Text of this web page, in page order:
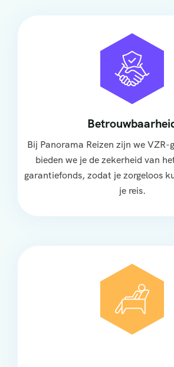
Bij Panorama Reizen zijn we VZR-
bieden we je de zekerheid van
garantiefonds, zodat je zorgeloos
je reis.